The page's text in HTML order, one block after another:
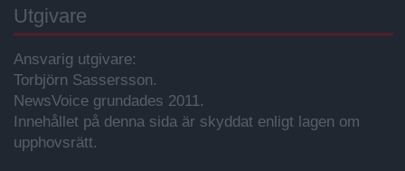
Utgivare
Ansvarig utgivare:
Torbjörn Sassersson.
NewsVoice grundades 2011.
Innehållet på denna sida är skyddat enligt lagen om
upphovsrätt.